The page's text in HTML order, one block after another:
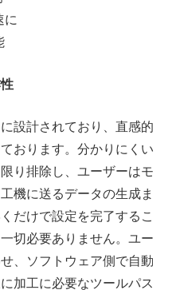
に
設計されており、直感的
おります。分かりにくい
り排除し、ユーザーはモ
機に送るデータの生成ま
だけで設定を完了するこ
切必要ありません。ユー
、ソフトウェア側で自動
加工に必要なツールパス